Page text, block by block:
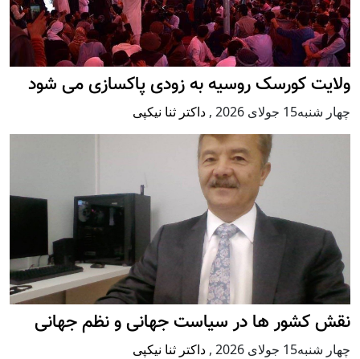
ولایت کورسک روسیه به زودی پاکسازی می شود
چهار شنبه15 جولای 2026 , داکتر ثنا نیکپی
نقش کشور ها در سیاست جهانی و نظم جهانی
چهار شنبه15 جولای 2026 , داکتر ثنا نیکپی